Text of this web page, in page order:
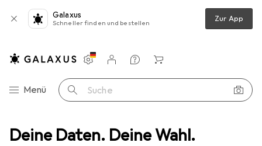
Deine Daten. Deine Wahl.
Galaxus
Schneller finden und bestellen Zur App
Navigation nach Kategorien
Menü Suche
Einstellungen
Kundenkonto
Vergleichslisten
Merklisten
Warenkorb
Christbaumschmuck Europalms Dekokugel 20cm, gold, glitzer